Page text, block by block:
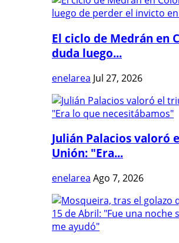
El ciclo de Medrán en
duda luego...
enelarea Jul 27, 2026
Julián Palacios valoró
Unión: "Era...
enelarea Ago 7, 2026